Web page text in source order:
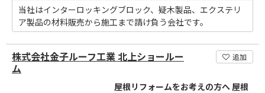
当社はインターロッキングブロック、疑木製品、エクステリ
ア製品の材料販売から施工まで請け負う会社です。
株式会社金子ルーフ工業 北上ショールー
ム
追加
屋根リフォームをお考えの方へ 屋根